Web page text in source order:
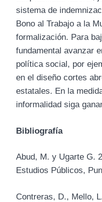
sistema de
Bono al Trabajo a la
formalización. Para
fundamental avanzar
política social, por
en el diseño cortes
estatales. En la
informalidad siga
Bibliografía
Abud, M. y Ugarte G.
Estudios Públicos,
Contreras, D., Mello,